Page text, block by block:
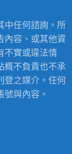
中任何諮詢。所
內容、或其他資
不實或違法情
概不負責也不承
登之媒介。任何
與內容。